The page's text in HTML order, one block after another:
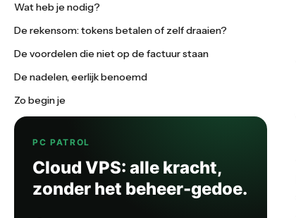
Wat heb je nodig?
De rekensom: tokens betalen of zelf draaien?
De voordelen die niet op de factuur staan
De nadelen, eerlijk benoemd
Zo begin je
PC PATROL
Cloud VPS: alle kracht,
zonder het beheer-gedoe.